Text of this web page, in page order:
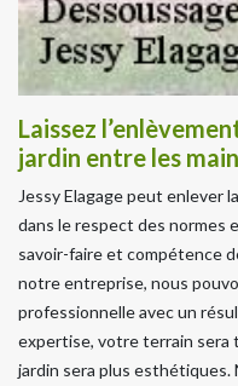
Laissez
jardin entre les
Jessy Elagage peut enlever
dans le respect des normes
savoir-faire et compétence
notre entreprise, nous
professionnelle avec un
expertise, votre terrain sera
jardin sera plus esthétiques.